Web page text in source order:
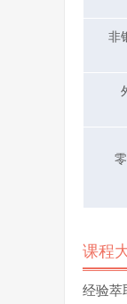
非
课程
经验萃